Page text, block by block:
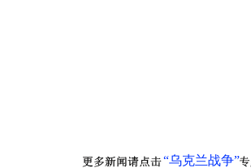
“乌克兰战争”